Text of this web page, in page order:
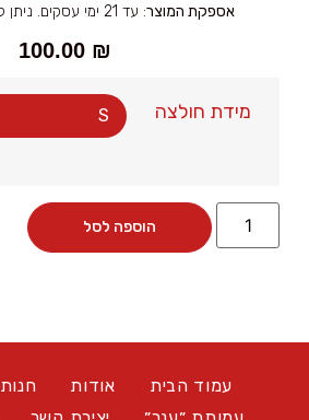
אספקת המוצר: עד 21 ימי עסקים. ניתן לבחור איסוף עצמי.
100.00 ₪
מידת חולצה
הוספה לסל
עמוד הבית אודות חנות